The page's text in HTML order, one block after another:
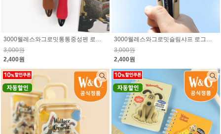
3000웰레스와그로밋통통중성펜 로그인시 10% 할인된 가격
3,000원
2,400원
3000웰레스와그로밋슬림샤프 로그인시 10% 할인된 가격
3,000원
2,400원